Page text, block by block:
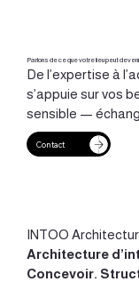
Parlons de ce que votre lieu peut
De l’expertise à
s’appuie sur vos
sensible —
Contact
anticiper
INTOO
Architecture
Concevoir.